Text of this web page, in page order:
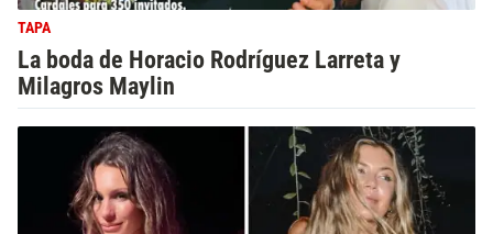
TAPA
La boda de Horacio Rodríguez Larreta y
Milagros Maylin